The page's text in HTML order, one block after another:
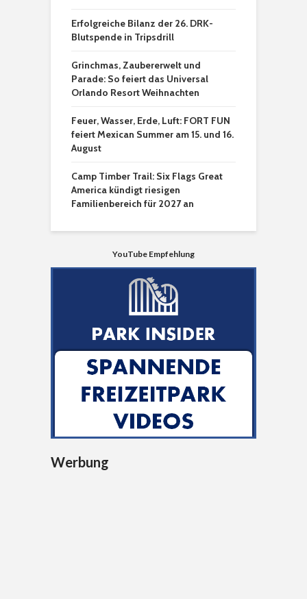
Erfolgreiche Bilanz der 26. DRK-
Blutspende in Tripsdrill
Grinchmas, Zaubererwelt und
Parade: So feiert das Universal
Orlando Resort Weihnachten
Feuer, Wasser, Erde, Luft: FORT FUN
feiert Mexican Summer am 15. und 16.
August
Camp Timber Trail: Six Flags Great
America kündigt riesigen
Familienbereich für 2027 an
YouTube Empfehlung
Werbung